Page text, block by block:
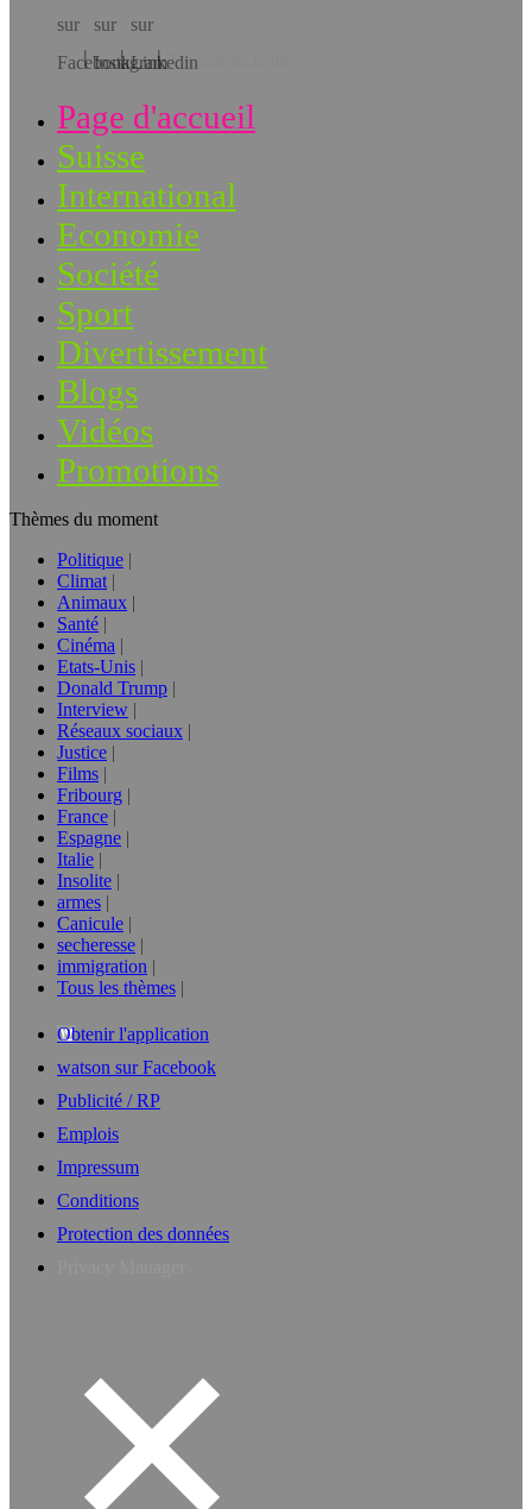
Téléchargez l’app!
Page d'accueil
Suisse
International
Economie
Société
Sport
Divertissement
Blogs
Vidéos
Promotions
Thèmes du moment
Politique
Climat
Animaux
Santé
Cinéma
Etats-Unis
Donald Trump
Interview
Réseaux sociaux
Justice
Films
Fribourg
France
Espagne
Italie
Insolite
armes
Canicule
secheresse
immigration
Tous les thèmes
Obtenir l'application
watson sur Facebook
Publicité / RP
Emplois
Impressum
Conditions
Protection des données